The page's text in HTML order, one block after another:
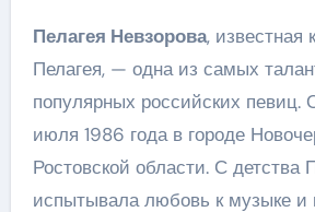
Пелагея Невзорова, известная
Пелагея, — одна из самых
популярных российских певиц.
июля 1986 года в городе
Ростовской области. С детства
испытывала любовь к музыке и